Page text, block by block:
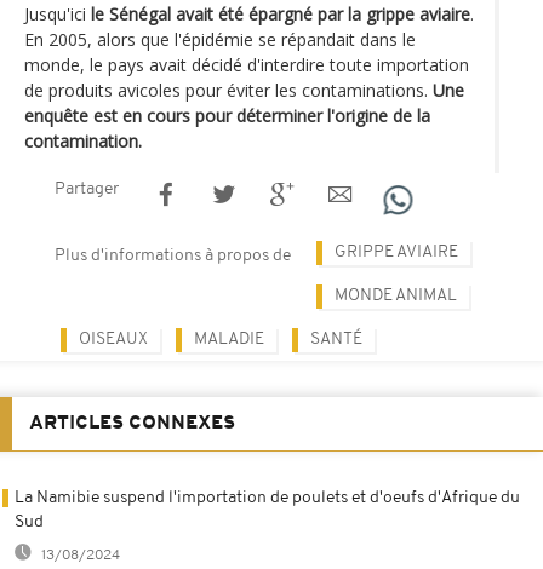
Jusqu'ici le Sénégal avait été épargné par la grippe aviaire.
En 2005, alors que l'épidémie se répandait dans le
monde, le pays avait décidé d'interdire toute importation
de produits avicoles pour éviter les contaminations. Une
enquête est en cours pour déterminer l'origine de la
contamination.
Partager
Plus d'informations à propos de GRIPPE AVIAIRE
MONDE ANIMAL
OISEAUX MALADIE SANTÉ
ARTICLES CONNEXES
La Namibie suspend l'importation de poulets et d'oeufs d'Afrique du
Sud
13/08/2024